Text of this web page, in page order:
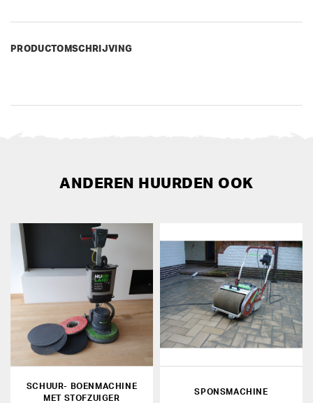
PRODUCTOMSCHRIJVING
ANDEREN HUURDEN OOK
SCHUUR- BOENMACHINE
MET STOFZUIGER
SPONSMACHINE